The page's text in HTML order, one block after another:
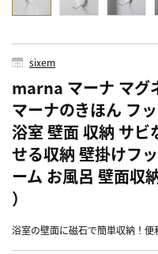
sixem
marna マーナ マグ
マーナのきほん フ
浴室 壁面 収納 サビ
せる収納 壁掛けフ
ーム お風呂 壁面収
）
浴室の壁面に磁石で簡単収納！便